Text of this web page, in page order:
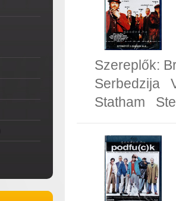
Szereplők:
Serbedzija
Statham